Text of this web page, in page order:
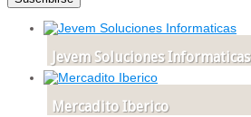
Jevem Soluciones Informaticas
Mercadito Iberico